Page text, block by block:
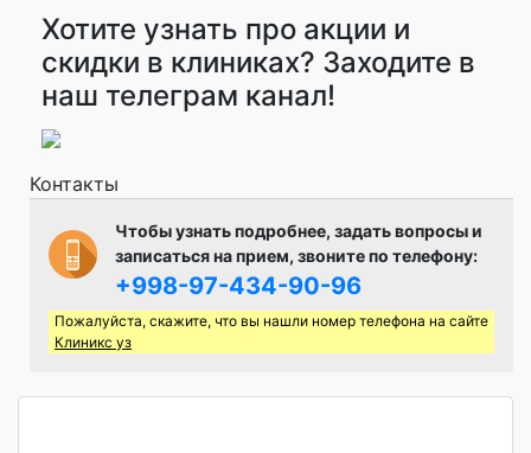
Хотите узнать про акции и
скидки в клиниках? Заходите в
наш телеграм канал!
Контакты
Чтобы узнать подробнее, задать вопросы и
записаться на прием, звоните по телефону:
+998-97-434-90-96
Пожалуйста, скажите, что вы нашли номер телефона на сайте
Клиникс уз